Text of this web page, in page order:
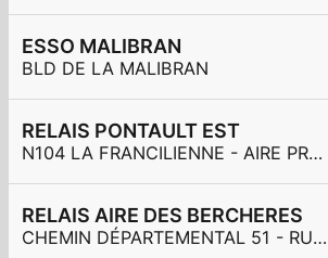
ESSO MALIBRAN
BLD DE LA MALIBRAN
RELAIS PONTAULT EST
N104 LA FRANCILIENNE - AIRE PRE DE L'AULNES ET DE LA GDE MAR
RELAIS AIRE DES BERCHERES
CHEMIN DÉPARTEMENTAL 51 - RUE DES BERCHÈRES